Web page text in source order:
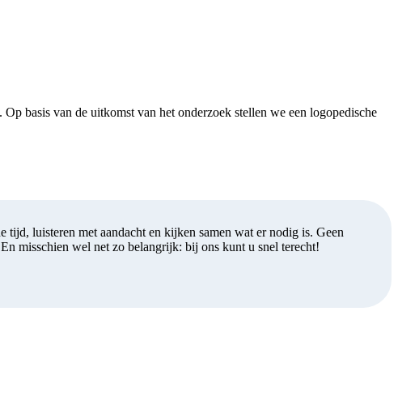
basis van de uitkomst van het onderzoek stellen we een logopedische
luisteren met aandacht en kijken samen wat er nodig is. Geen
misschien wel net zo belangrijk: bij ons kunt u snel terecht!